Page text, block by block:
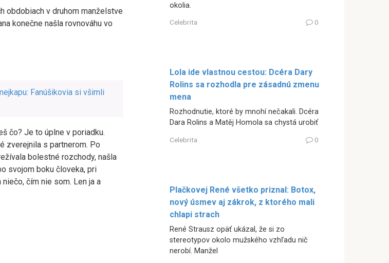
obdobiach v druhom manželstve
konečne našla rovnováhu vo
Fanúšikovia si všimli
čo? Je to úplne v poriadku.
zverejnila s partnerom. Po
bolestné rozchody, našla
svojom boku človeka, pri
čím nie som. Len ja a
okolia.
Celebrita 0
Lola ide vlastnou cestou: Dcéra Dary
Rolins sa rozhodla pre zásadnú zmenu
mena
Rozhodnutie, ktoré by mnohí nečakali. Dcéra
Dara Rolins a Matěj Homola sa chystá urobiť
Celebrita 0
Plačkovej René všetko priznal: Botox,
nový úsmev aj zákrok, z ktorého mali
chlapi strach
René Strausz opäť ukázal, že si zo
stereotypov okolo mužského vzhľadu nič
nerobí. Manžel